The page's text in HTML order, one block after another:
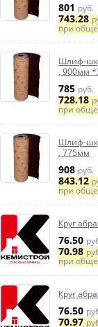
801 руб.
743.28
при
Шлиф-
, 900мм
785 руб.
728.18
при
Шлиф-
, 775мм
908 руб.
843.12
при
Круг
76.50
70.98
при
Круг
76.50
70.97